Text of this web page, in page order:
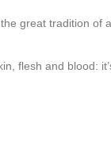
great tradition of
flesh and blood: